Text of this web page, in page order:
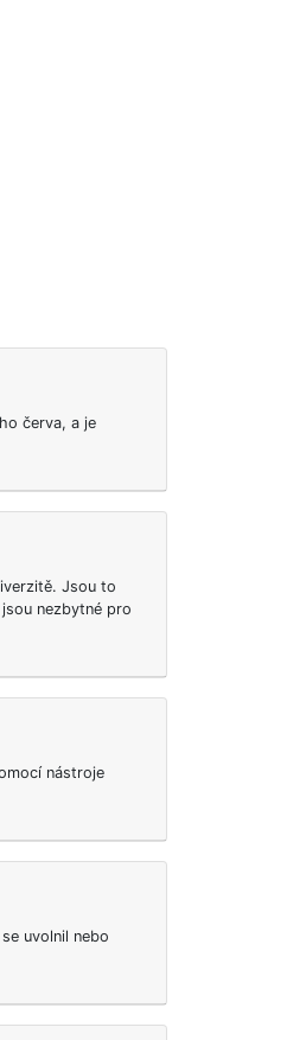
červa, a je
Jsou to
nezbytné pro
nástroje
uvolnil nebo